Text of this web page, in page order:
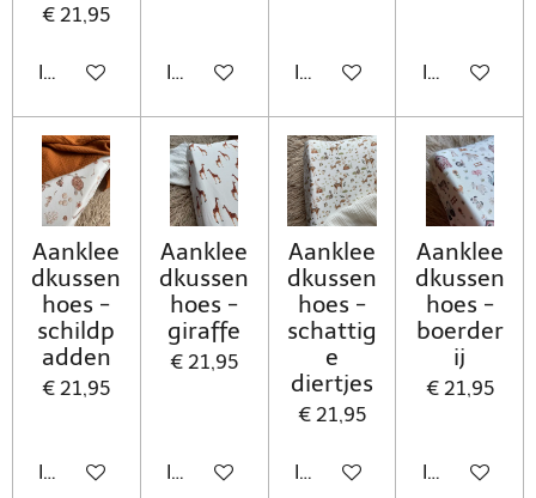
€ 21,95
In winkelwagenIn winkelwagenIn winkelwagen
In
Aanklee
dkussen
hoes -
schildp
adden
€ 21,95
In winkelwagen
Aanklee
dkussen
hoes -
giraffe
€ 21,95
In winkelwagen
Aanklee
dkussen
hoes -
schattig
e
diertjes
€ 21,95
In winkelwagen
Aanklee
dkussen
hoes -
boerder
ij
€ 21,95
In